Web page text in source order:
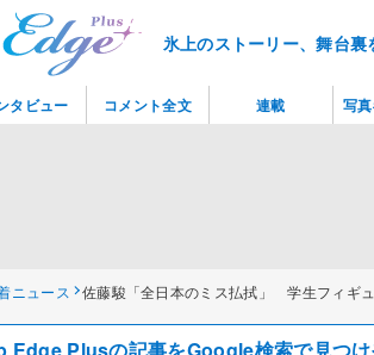
氷上のストーリー、舞台
ニュース 佐藤駿「全日本のミス払拭」 学生フィギ
タビュー コメント全文 連載 写